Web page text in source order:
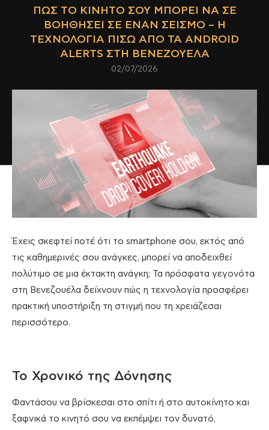
ΠΏΣ ΤΟ ΚΙΝΗΤΌ ΣΟΥ ΜΠΟΡΕΊ ΝΑ ΣΕ
ΒΟΗΘΉΣΕΙ ΣΕ ΈΝΑΝ ΣΕΙΣΜΌ – Η
ΤΕΧΝΟΛΟΓΊΑ ΠΊΣΩ ΑΠΌ ΤΑ ANDROID
ALERTS ΣΤΗ ΒΕΝΕΖΟΥΈΛΑ
02/07/2026
Έχεις σκεφτεί ποτέ ότι το smartphone σου, εκτός από
τις καθημερινές σου ανάγκες, μπορεί να αποδειχθεί
πολύτιμο σε μια έκτακτη ανάγκη; Τα πρόσφατα γεγονότα
στη Βενεζουέλα δείχνουν πώς η τεχνολογία προσφέρει
πρακτική υποστήριξη τη στιγμή που τη χρειάζεσαι
περισσότερο.
Το Χρονικό της Δόνησης
Φαντάσου να βρίσκεσαι στο σπίτι ή στο αυτοκίνητο και
ξαφνικά το κινητό σου να εκπέμψει τον δυνατό,